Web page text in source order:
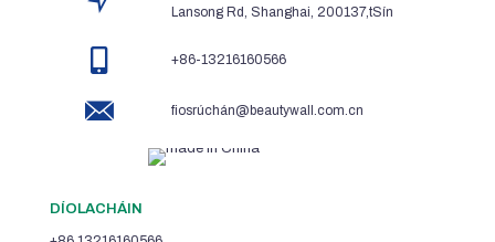
Lansong Rd, Shanghai, 200137,tSín
+86-13216160566
fiosrúchán@beautywall.com.cn
DÍOLACHÁIN